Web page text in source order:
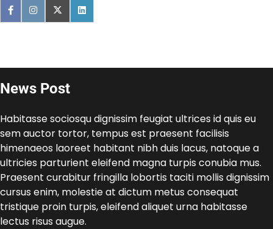
News Post
Habitasse sociosqu dignissim feugiat ultrices id quis eu
sem auctor tortor, tempus est praesent facilisis
himenaeos laoreet habitant nibh duis lacus, natoque a
ultricies parturient eleifend magna turpis conubia mus.
Praesent curabitur fringilla lobortis taciti mollis dignissim
cursus enim, molestie at dictum metus consequat
tristique proin turpis, eleifend aliquet urna habitasse
lectus risus augue.